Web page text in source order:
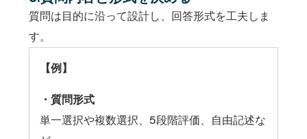
質問は目的に沿って設計し、回答形式を工夫しま
す。
【例】
・質問形式
単一選択や複数選択、5段階評価、自由記述な